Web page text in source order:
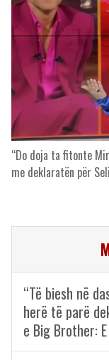
“Do doja ta fitonte
me deklaratën për
“Të biesh në
herë të parë
e Big Brother: